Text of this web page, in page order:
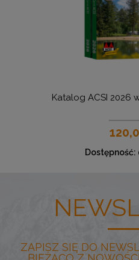
Katalog ACSI 2026
Dostępność:
ZAPISZ SIĘ DO